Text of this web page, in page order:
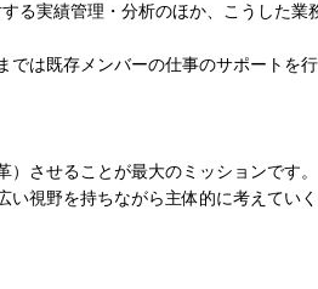
る実績管理・分析のほか、こうした業
では既存メンバーの仕事のサポートを
させることが最大のミッションです。
視野を持ちながら主体的に考えていく